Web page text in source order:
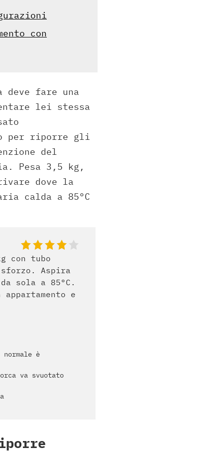
con
fare una
lei stessa
per riporre gli
del
Pesa 3,5 kg,
dove la
calda a 85°C
con tubo
Aspira
sola a 85°C.
e
è
va svuotato